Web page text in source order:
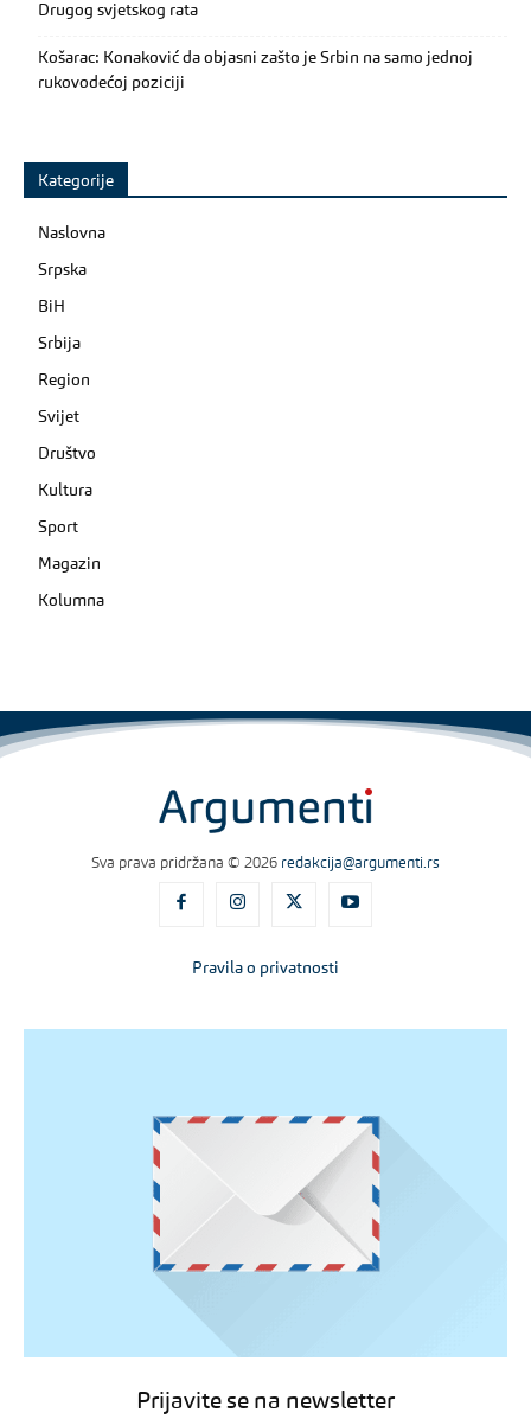
Drugog svjetskog rata
Košarac: Konaković da objasni zašto je Srbin na samo jednoj
rukovodećoj poziciji
Kategorije
Naslovna
Srpska
BiH
Srbija
Region
Svijet
Društvo
Kultura
Sport
Magazin
Kolumna
Sva prava pridržana © 2026 redakcija@argumenti.rs
Pravila o privatnosti
Prijavite se na newsletter